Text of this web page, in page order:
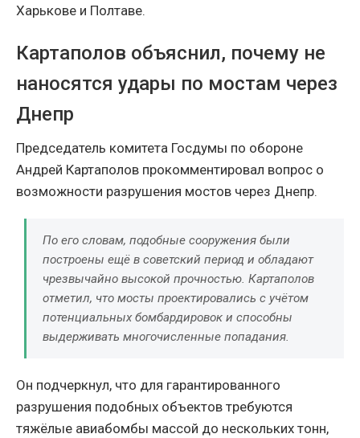
Харькове и Полтаве.
Картаполов объяснил, почему не
наносятся удары по мостам через
Днепр
Председатель комитета Госдумы по обороне
Андрей Картаполов прокомментировал вопрос о
возможности разрушения мостов через Днепр.
По его словам, подобные сооружения были
построены ещё в советский период и обладают
чрезвычайно высокой прочностью. Картаполов
отметил, что мосты проектировались с учётом
потенциальных бомбардировок и способны
выдерживать многочисленные попадания.
Он подчеркнул, что для гарантированного
разрушения подобных объектов требуются
тяжёлые авиабомбы массой до нескольких тонн,